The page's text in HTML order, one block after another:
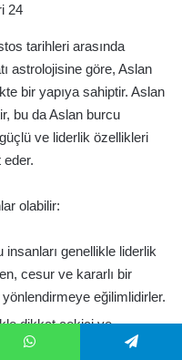
24
tarihleri arasında
astrolojisine göre, Aslan
bir yapıya sahiptir. Aslan
bu da Aslan burcu
ve liderlik özellikleri
olabilir:
insanları genellikle liderlik
cesur ve kararlı bir
eğilimlidirler.
dikkat çekici ve
enerjiyi ve ilgiyi kolayca